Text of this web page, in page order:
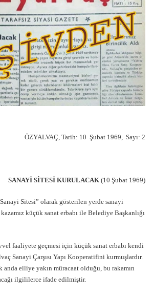
ÖZYALVAÇ, Tarih: 10 Şubat 1969, Sayı: 2
SANAYİ SİTESİ KURULACAK (10 Şubat 1969)
Sitesi” olarak gösterilen yerde sanayi
kazamız küçük sanat erbabı ile Belediye Başkanlığı
faaliyete geçmesi için küçük sanat erbabı kendi
Sanayi Çarşısı Yapı Kooperatifini kurmuşlardır.
elliye yakın müracaat olduğu, bu rakamın
ilgililerce ifade edilmiştir.